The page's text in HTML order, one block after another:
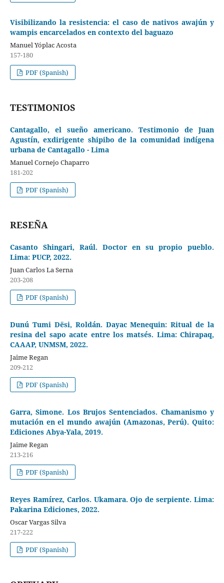
Visibilizando la resistencia: el caso de nativos awajún y
wampis encarcelados en contexto del baguazo
Manuel Yóplac Acosta
157-180
PDF (Spanish)
TESTIMONIOS
Cantagallo, el sueño americano. Testimonio de Juan
Agustín, exdirigente shipibo de la comunidad indígena
urbana de Cantagallo - Lima
Manuel Cornejo Chaparro
181-202
PDF (Spanish)
RESEÑA
Casanto Shingari, Raúl. Doctor en su propio pueblo.
Lima: PUCP, 2022.
Juan Carlos La Serna
203-208
PDF (Spanish)
Dunú Tumi Dësi, Roldán. Dayac Menequin: Ritual de la
resina del sapo acate entre los matsés. Lima: Chirapaq,
CAAAP, UNMSM, 2022.
Jaime Regan
209-212
PDF (Spanish)
Garra, Simone. Los Brujos Sentenciados. Chamanismo y
mutación en el mundo awajún (Amazonas, Perú). Quito:
Ediciones Abya-Yala, 2019.
Jaime Regan
213-216
PDF (Spanish)
Reyes Ramírez, Carlos. Ukamara. Ojo de serpiente. Lima:
Pakarina Ediciones, 2022.
Oscar Vargas Silva
217-222
PDF (Spanish)